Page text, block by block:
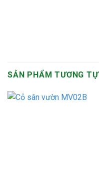
SẢN PHẨM TƯƠNG TỰ